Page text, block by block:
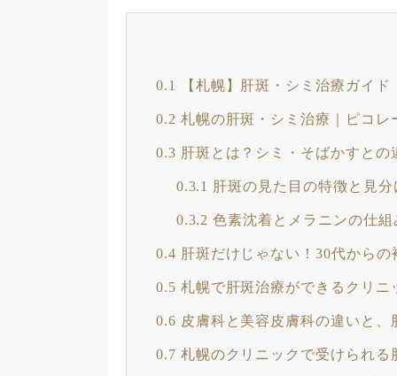
0.1 【札幌】肝斑・シミ治療ガイ
0.2 札幌の肝斑・シミ治療｜ピコ
0.3 肝斑とは？シミ・そばかすと
0.3.1 肝斑の見た目の特徴と見分
0.3.2 色素沈着とメラニンの仕組
0.4 肝斑だけじゃない！30代から
0.5 札幌で肝斑治療ができるクリ
0.6 皮膚科と美容皮膚科の違いと
0.7 札幌のクリニックで受けられ